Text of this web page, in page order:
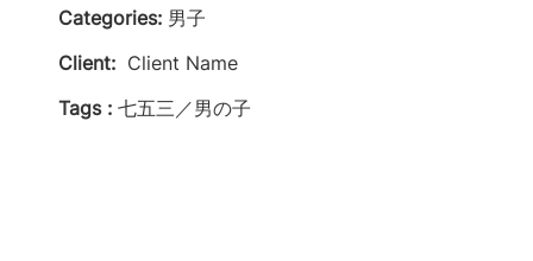
Categories: 男子
Client: Client Name
Tags : 七五三／男の子